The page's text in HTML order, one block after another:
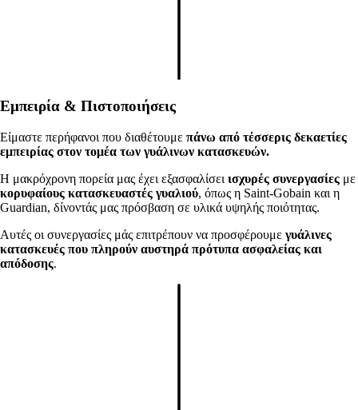
Εμπειρία & Πιστοποιήσεις
Είμαστε περήφανοι που διαθέτουμε πάνω από τέσσερις δεκαετίες
εμπειρίας στον τομέα των γυάλινων κατασκευών.
Η μακρόχρονη πορεία μας έχει εξασφαλίσει ισχυρές συνεργασίες με
κορυφαίους κατασκευαστές γυαλιού, όπως η Saint-Gobain και η
Guardian, δίνοντάς μας πρόσβαση σε υλικά υψηλής ποιότητας.
Αυτές οι συνεργασίες μάς επιτρέπουν να προσφέρουμε γυάλινες
κατασκευές που πληρούν αυστηρά πρότυπα ασφαλείας και
απόδοσης.